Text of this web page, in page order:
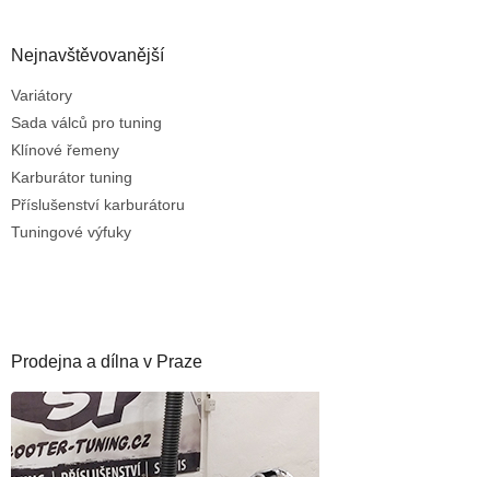
Nejnavštěvovanější
Variátory
Sada válců pro tuning
Klínové řemeny
Karburátor tuning
Příslušenství karburátoru
Tuningové výfuky
Prodejna a dílna v Praze